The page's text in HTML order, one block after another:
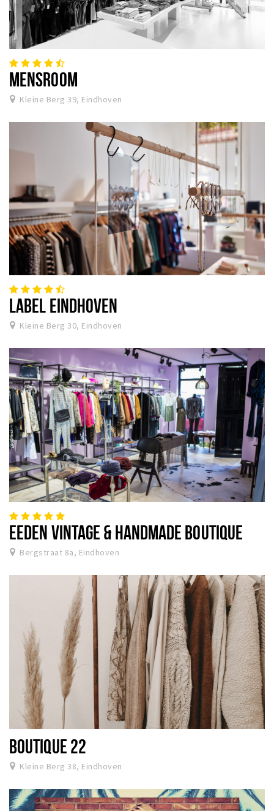
MENSROOM
Kleine Berg 39, Eindhoven
LABEL EINDHOVEN
Kleine Berg 30, Eindhoven
EEDEN VINTAGE & HANDMADE BOUTIQUE
Bergstraat 8a, Eindhoven
BOUTIQUE 22
Kleine Berg 38, Eindhoven